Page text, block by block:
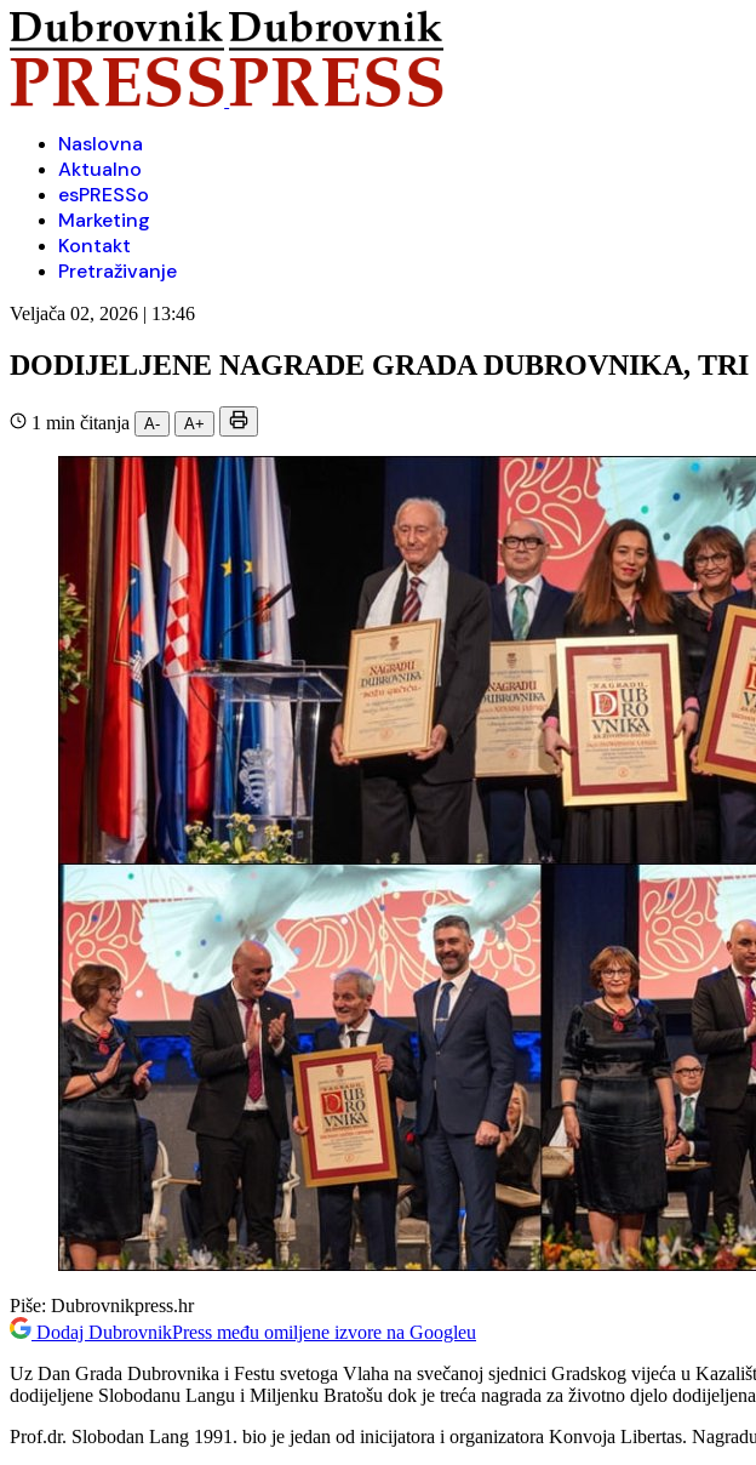
Naslovna
Aktualno
esPRESSo
Marketing
Kontakt
Pretraživanje
Veljača 02, 2026 | 13:46
DODIJELJENE NAGRADE GRADA DUBROVNIKA,
1 min čitanja A- A+
Piše: Dubrovnikpress.hr
Dodaj DubrovnikPress među omiljene izvore na Googleu
Uz Dan Grada Dubrovnika i Festu svetoga Vlaha na svečanoj sjednici Gradskog vijeća u
dodijeljene Slobodanu Langu i Miljenku Bratošu dok je treća nagrada za životno djelo
Prof.dr. Slobodan Lang 1991. bio je jedan od inicijatora i organizatora Konvoja Libertas.